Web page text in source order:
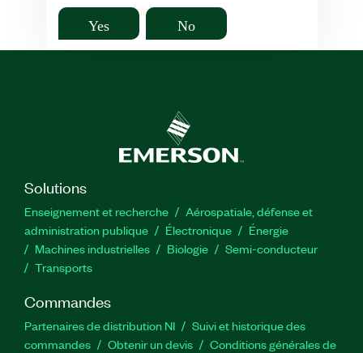
Yes No
Solutions
Enseignement et recherche
Aérospatiale, défense et
administration publique
Électronique
Énergie​
Machines industrielles
Biologie
Semi-conducteur
Transports
Commandes
Partenaires de distribution NI
Suivi et historique des
commandes
Obtenir un devis
Conditions générales de